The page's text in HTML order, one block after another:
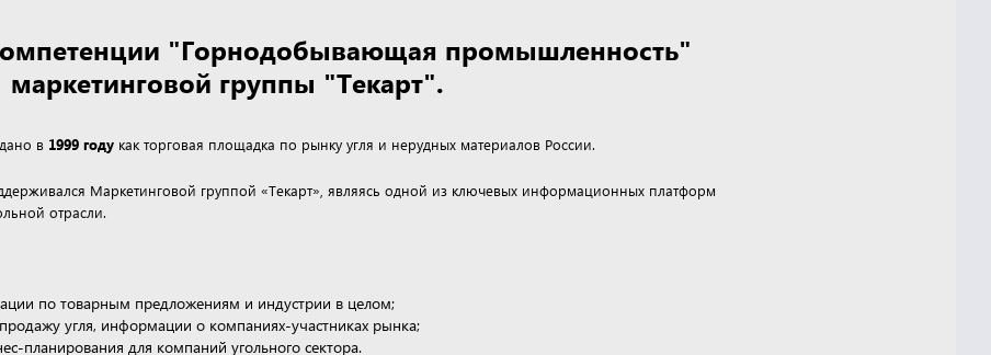
"Горнодобывающая промышленность"
маркетинговой группы "Текарт".
в 1999 году как торговая площадка по рынку угля и нерудных материалов России.
Маркетинговой группой «Текарт», являясь одной из ключевых информационных платформ
отрасли.
по товарным предложениям и индустрии в целом;
угля, информации о компаниях-участниках рынка;
планирования для компаний угольного сектора.